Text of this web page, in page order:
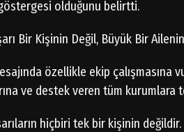
olduğunu belirtti.
Bir Kişinin Değil, Büyük Bir
özellikle ekip
ve destek veren tüm kurumlara
hiçbiri tek bir kişinin